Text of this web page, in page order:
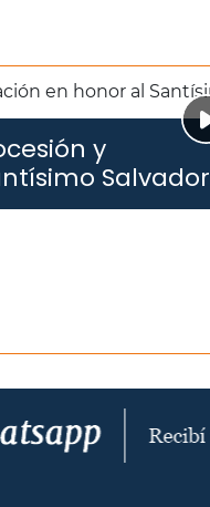
y
Salvador